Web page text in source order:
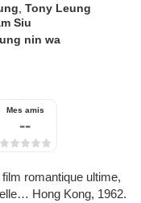
,Tony Leung
Siu
nin wa
Mes amis
--
romantique ultime,
Hong Kong, 1962.